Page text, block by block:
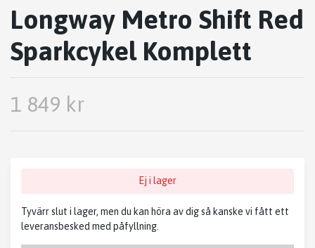
Longway Metro Shift Red
Sparkcykel Komplett
1 849 kr
Ej i lager
Tyvärr slut i lager, men du kan höra av dig så kanske vi fått ett
leveransbesked med påfyllning.